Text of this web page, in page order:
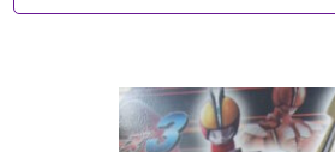
マクロス
ナイトメア
ディズニー
エリート・フォース
「フィギュア」全て
ホットトイズ
ドリームトミカ
警察車両
買取品
マツダ
フィギュア
ワンピース
ガンダム